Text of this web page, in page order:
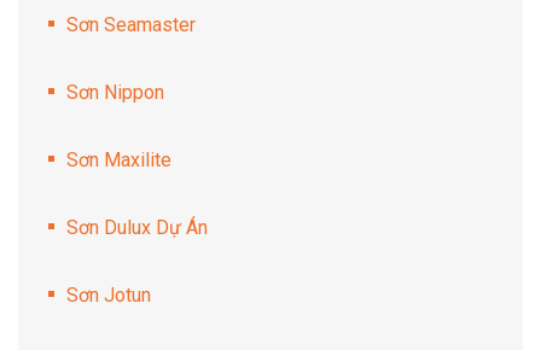
Sơn Seamaster
Sơn Nippon
Sơn Maxilite
Sơn Dulux Dự Án
Sơn Jotun